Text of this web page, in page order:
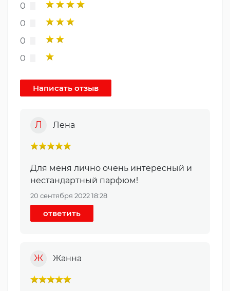
0
0
0
0
Л Лена
Для меня лично очень интересный и
нестандартный парфюм!
20 сентября 2022 18:28
ответить
Ж Жанна